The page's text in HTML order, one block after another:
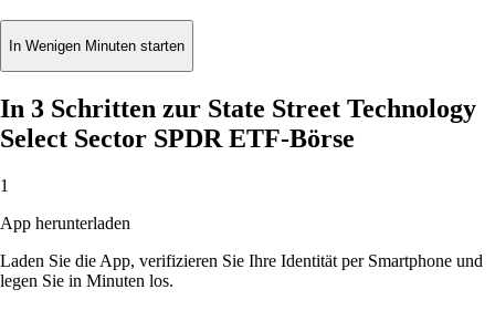
In Wenigen Minuten starten
In 3 Schritten zur State Street Technology
Select Sector SPDR ETF-Börse
1
App herunterladen
Laden Sie die App, verifizieren Sie Ihre Identität per Smartphone und
legen Sie in Minuten los.